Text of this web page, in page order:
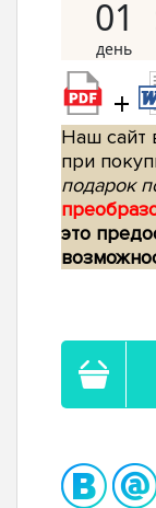
01
+
Наш сайт
при
подарок
это